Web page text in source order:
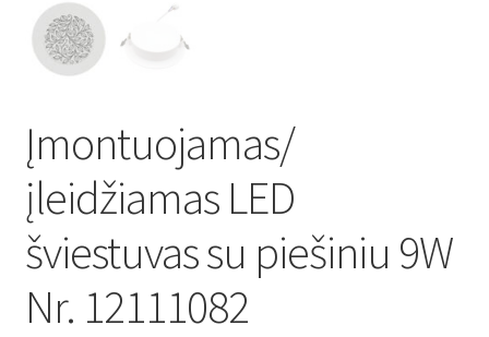
Gamybos terminai ir procesas
Kontaktai
Krepšelis
Parduotuvė
Paskyra
Įmontuojamas/
įleidžiamas LED
šviestuvas su piešiniu 9W
Nr. 12111082